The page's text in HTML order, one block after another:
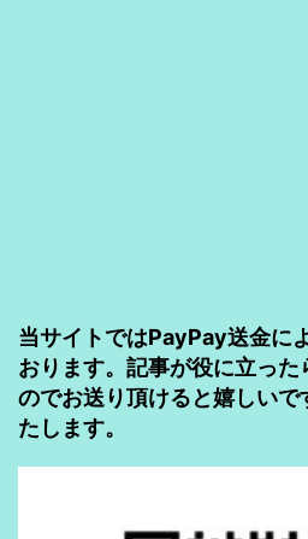
ロ
ー
当サイトではPayPay送金に
おります。記事が役に立っ
のでお送り頂けると嬉しい
たします。